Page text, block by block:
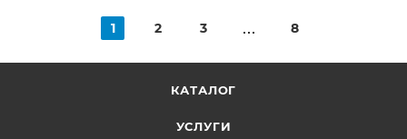
1 2 3 8
КАТАЛОГ
УСЛУГИ